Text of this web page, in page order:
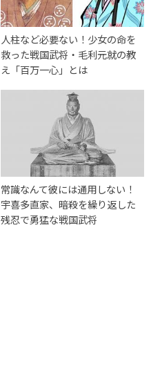
人柱など必要ない！少女の命を
救った戦国武将・毛利元就の教
え「百万一心」とは
常識なんて彼には通用しない！
宇喜多直家、暗殺を繰り返した
残忍で勇猛な戦国武将